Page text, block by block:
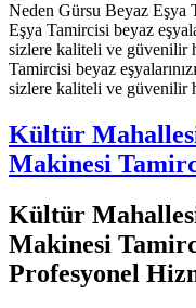
Neden Gürsu Beyaz Eşya
Eşya Tamircisi beyaz
sizlere kaliteli ve güvenilir
Tamircisi beyaz
sizlere kaliteli ve güvenilir
Kültür
Makinesi
Kültür
Makinesi
Profesyonel